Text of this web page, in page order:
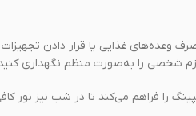
وعده‌های غذایی یا قرار دادن
لوازم شخصی را به‌صورت منظم نگهداری
فراهم می‌کند تا در شب نیز نور کافی